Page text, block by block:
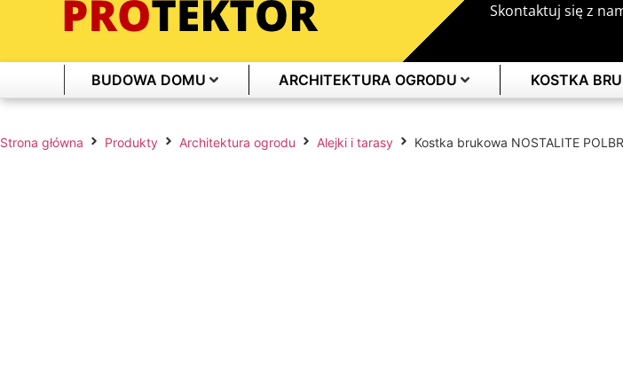
Skontaktuj się z
BUDOWA DOMU ARCHITEKTURA OGRODU KOSTKA
Strona główna Produkty Architektura ogrodu Alejki i tarasy Kostka brukowa NOSTALITE